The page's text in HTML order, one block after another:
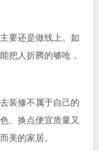
要还是做线上。如
把人折腾的够呛，
装修不属于自己的
、换点便宜质量又
美的家居。